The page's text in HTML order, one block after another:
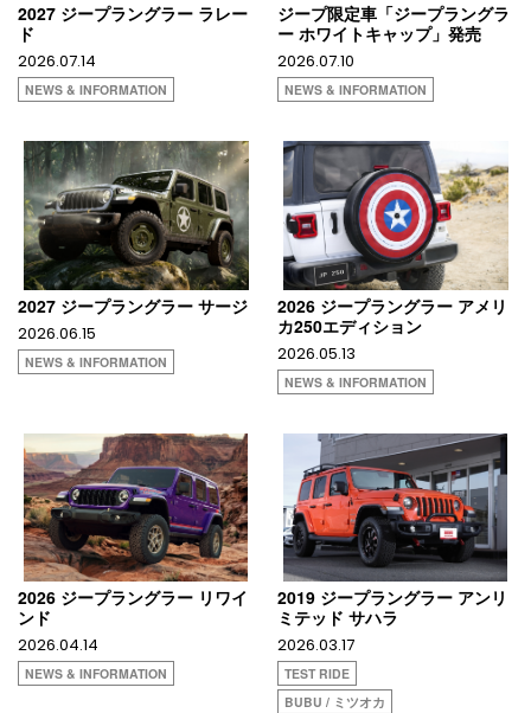
2027 ジープラングラー ラレー
ド
2026.07.14
NEWS & INFORMATION
ジープ限定車「ジープラングラ
ー ホワイトキャップ」発売
2026.07.10
NEWS & INFORMATION
2027 ジープラングラー サージ
2026.06.15
NEWS & INFORMATION
2026 ジープラングラー アメリ
カ250エディション
2026.05.13
NEWS & INFORMATION
2026 ジープラングラー リワイ
ンド
2026.04.14
NEWS & INFORMATION
2019 ジープラングラー アンリ
ミテッド サハラ
2026.03.17
TEST RIDE
BUBU / ミツオカ